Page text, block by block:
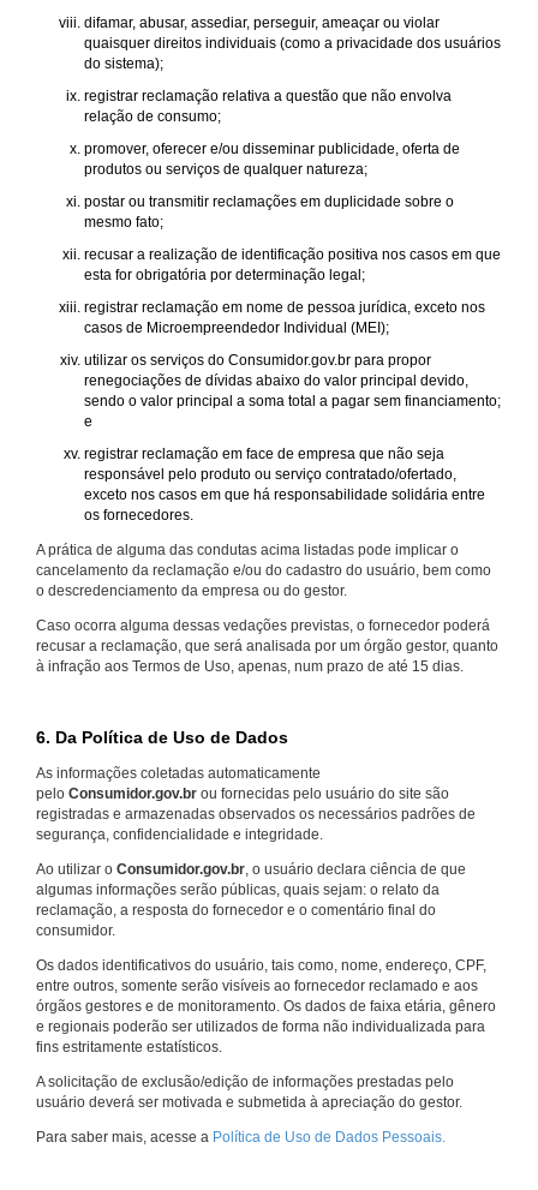
difamar, abusar, assediar, perseguir, ameaçar ou violar
quaisquer direitos individuais (como a privacidade dos usuários
do sistema);
registrar reclamação relativa a questão que não envolva
relação de consumo;
promover, oferecer e/ou disseminar publicidade, oferta de
produtos ou serviços de qualquer natureza;
postar ou transmitir reclamações em duplicidade sobre o
mesmo fato;
recusar a realização de identificação positiva nos casos em que
esta for obrigatória por determinação legal;
registrar reclamação em nome de pessoa jurídica, exceto nos
casos de Microempreendedor Individual (MEI);
utilizar os serviços do Consumidor.gov.br para propor
renegociações de dívidas abaixo do valor principal devido,
sendo o valor principal a soma total a pagar sem financiamento;
e
registrar reclamação em face de empresa que não seja
responsável pelo produto ou serviço contratado/ofertado,
exceto nos casos em que há responsabilidade solidária entre
os fornecedores.
A prática de alguma das condutas acima listadas pode implicar o
cancelamento da reclamação e/ou do cadastro do usuário, bem como
o descredenciamento da empresa ou do gestor.
Caso ocorra alguma dessas vedações previstas, o fornecedor poderá
recusar a reclamação, que será analisada por um órgão gestor, quanto
à infração aos Termos de Uso, apenas, num prazo de até 15 dias.
6. Da Política de Uso de Dados
As informações coletadas automaticamente
pelo Consumidor.gov.br ou fornecidas pelo usuário do site são
registradas e armazenadas observados os necessários padrões de
segurança, confidencialidade e integridade.
Ao utilizar o Consumidor.gov.br , o usuário declara ciência de que
algumas informações serão públicas, quais sejam: o relato da
reclamação, a resposta do fornecedor e o comentário final do
consumidor.
Os dados identificativos do usuário, tais como, nome, endereço, CPF,
entre outros, somente serão visíveis ao fornecedor reclamado e aos
órgãos gestores e de monitoramento. Os dados de faixa etária, gênero
e regionais poderão ser utilizados de forma não individualizada para
fins estritamente estatísticos.
A solicitação de exclusão/edição de informações prestadas pelo
usuário deverá ser motivada e submetida à apreciação do gestor.
Para saber mais, acesse a Política de Uso de Dados Pessoais.